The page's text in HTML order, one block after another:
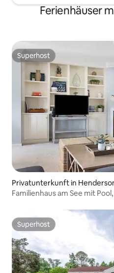
Ferienhäuser
Superhost
Superhost
Privatunterkunft in
Familienhaus am See mit
Superhost
Superhost